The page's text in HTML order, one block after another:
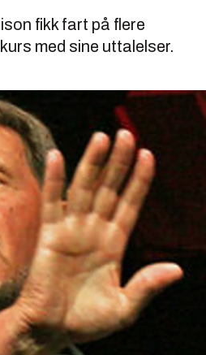
fikk fart på flere
med sine uttalelser.